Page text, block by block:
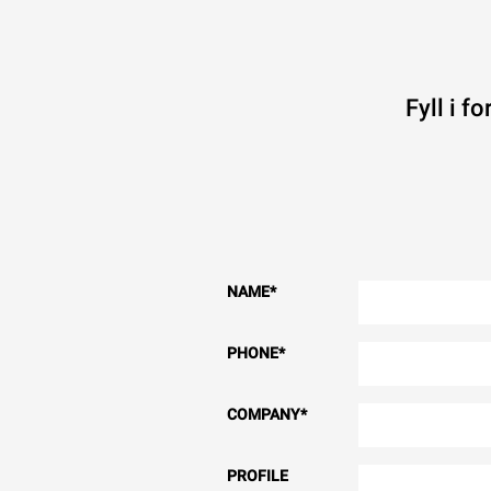
Fyll i
NAME*
PHONE*
COMPANY*
PROFILE